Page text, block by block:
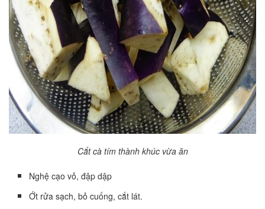
Cắt cà tím thành khúc vừa ăn
Nghệ cạo vỏ, đập dập
Ớt rửa sạch, bỏ cuống, cắt lát.